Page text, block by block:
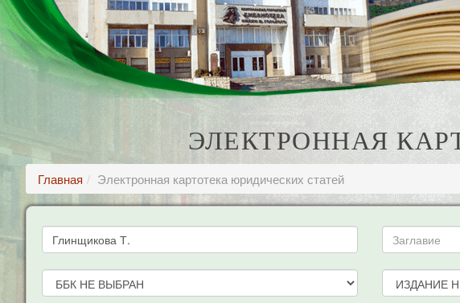
ЭЛЕКТРОННАЯ
Главная Электронная картотека юридических статей